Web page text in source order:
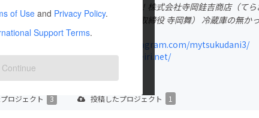
テクノロジー・ガジェット
ゲーム・サービス開発
映像・映画
ビジネス・起業
まちづくり・地域活性化
of Use and Privacy Policy.
Support Terms.
Continue
はじめまして！株式会社寺岡銈吉商店（て
年創業／代表取締役 寺岡舞） 冷蔵庫の無か
www.instagram.com/mytsukudani3/
www.kaneiri.net/
プロジェクト 3 投稿したプロジェクト 1